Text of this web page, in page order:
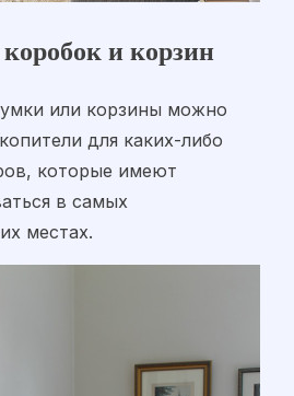
и корзин
или корзины можно
для каких-либо
которые имеют
в самых
местах.